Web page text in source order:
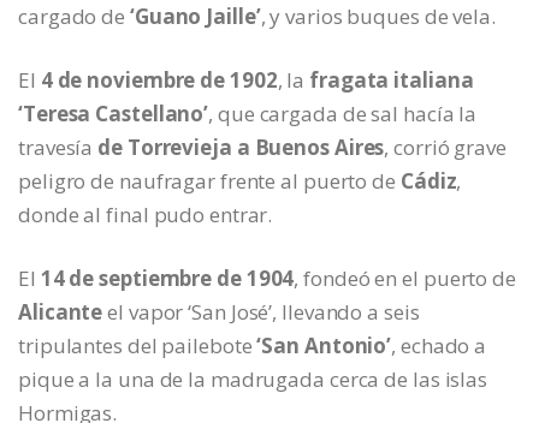
cargado de ‘Guano Jaille’, y varios buques de vela.
El 4 de noviembre de 1902, la fragata italiana
‘Teresa Castellano’, que cargada de sal hacía la
travesía de Torrevieja a Buenos Aires, corrió grave
peligro de naufragar frente al puerto de Cádiz,
donde al final pudo entrar.
El 14 de septiembre de 1904, fondeó en el puerto de
Alicanteel vapor ‘San José’, llevando a seis
tripulantes del pailebote‘San Antonio’, echado a
pique a la una de la madrugada cerca de las islas
Hormigas.